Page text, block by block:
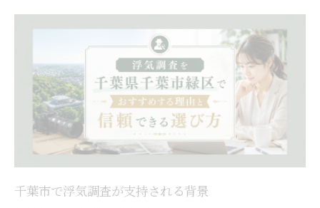
千葉市緑区の浮気調査と他地域の違い
浮気調査を依頼する前に知っておきたいポイン
ト
依頼前に確認したい浮気調査の流れ
千葉県の浮気調査費用比較表
浮気調査を依頼する際の注意点
浮気調査の相談時に役立つ質問例
千葉市で浮気調査が支持される背景